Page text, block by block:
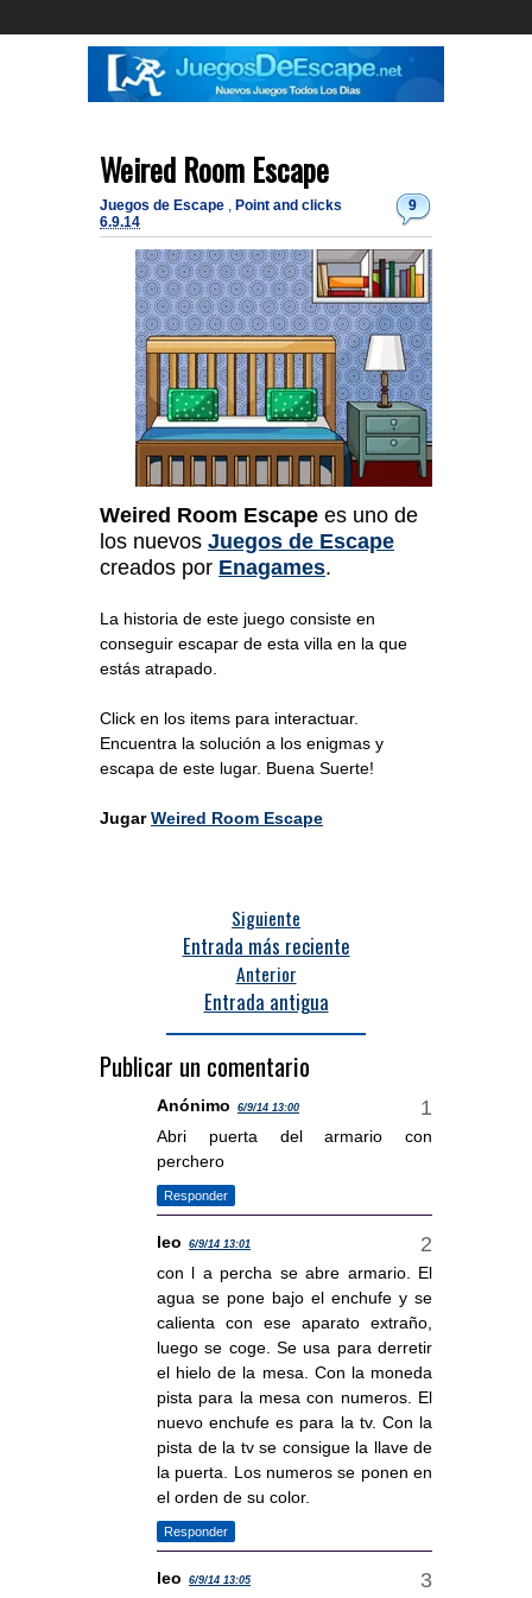
Weired Room Escape
9
Juegos de Escape , Point and clicks
6.9.14
Weired Room Escape es uno de
los nuevos Juegos de Escape
creados por Enagames.
La historia de este juego consiste en
conseguir escapar de esta villa en la que
estás atrapado.
Click en los items para interactuar.
Encuentra la solución a los enigmas y
escapa de este lugar. Buena Suerte!
JugarWeired Room Escape
Siguiente
Entrada más reciente
Anterior
Entrada antigua
Publicar un comentario
Anónimo 6/9/14 13:00
Abri puerta del armario con
perchero
Responder
leo 6/9/14 13:01
con l a percha se abre armario. El
agua se pone bajo el enchufe y se
calienta con ese aparato extraño,
luego se coge. Se usa para derretir
el hielo de la mesa. Con la moneda
pista para la mesa con numeros. El
nuevo enchufe es para la tv. Con la
pista de la tv se consigue la llave de
la puerta. Los numeros se ponen en
el orden de su color.
Responder
leo 6/9/14 13:05